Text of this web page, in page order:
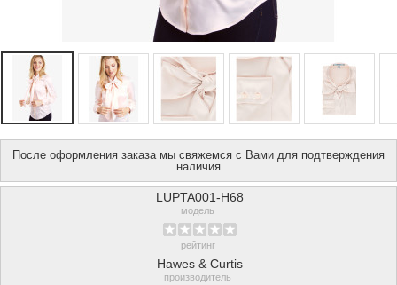
После оформления заказа мы свяжемся с Вами для подтверждения
наличия
LUPTA001-H68
модель
рейтинг
Hawes & Curtis
производитель